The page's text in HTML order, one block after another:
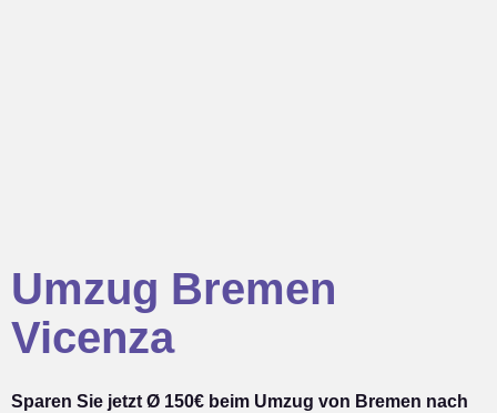
Umzug Bremen
Vicenza
Sparen Sie jetzt Ø 150€ beim Umzug von Bremen nach